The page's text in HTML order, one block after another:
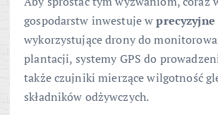
gospodarstw inwestuje w
wykorzystujące drony do
plantacji, systemy GPS do
także czujniki mierzące wilgotność
składników odżywczych.